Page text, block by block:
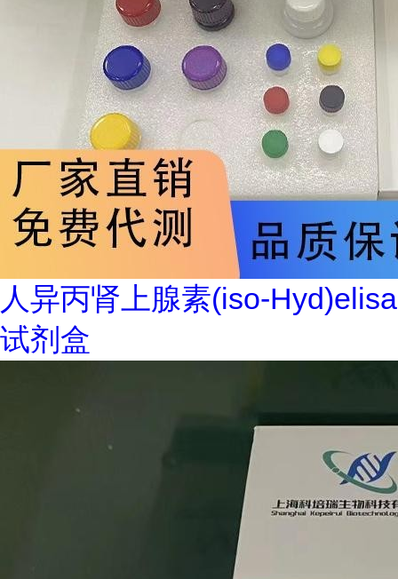
人异丙肾上腺素(iso-Hyd)elisa
试剂盒